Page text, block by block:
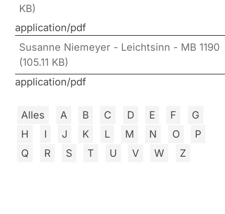
KB)
application/pdf
Susanne Niemeyer - Leichtsinn - MB 1190
(105.11 KB)
application/pdf
Alles A B C D E F
G
H
I J K L M N O
P
Q
R S T U V W Z